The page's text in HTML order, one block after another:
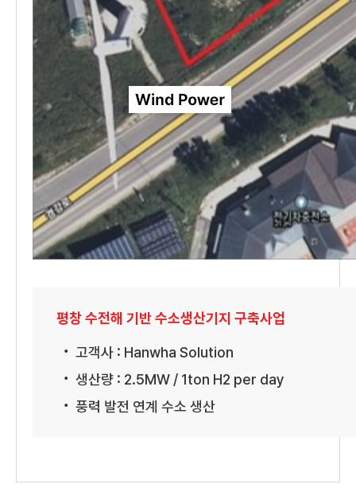
평창 수전해 기반 수소생산기지 구축사업
고객사 : Hanwha Solution
생산량 : 2.5MW / 1ton H2 per day
풍력 발전 연계 수소 생산